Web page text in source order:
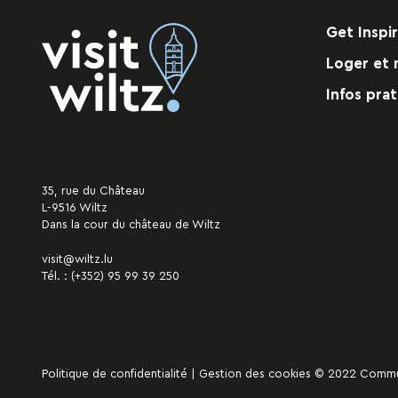
Get
Loger et
Infos
35, rue du Château
L-9516 Wiltz
Dans la cour du château de Wiltz
visit@wiltz.lu
Tél. : (+352) 95 99 39 250
Politique de confidentialité Gestion des cookies © 2022